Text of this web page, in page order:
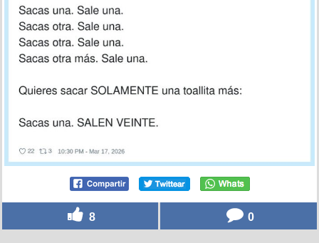
8 0